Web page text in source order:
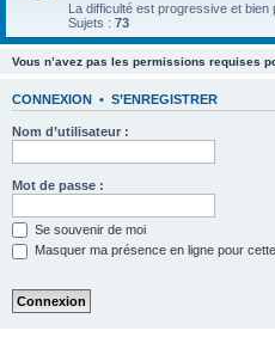
La difficulté est progressive et bien
Sujets : 73
Vous n’avez pas les permissions requises
CONNEXION • S’ENREGISTRER
Nom d’utilisateur :
Mot de passe :
Se souvenir de moi
Masquer ma présence en ligne pour